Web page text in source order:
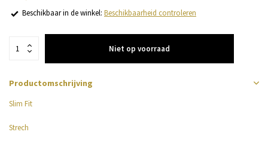
Beschikbaar in de winkel: Beschikbaarheid controleren
Niet op voorraad
Productomschrijving
Slim Fit
Strech